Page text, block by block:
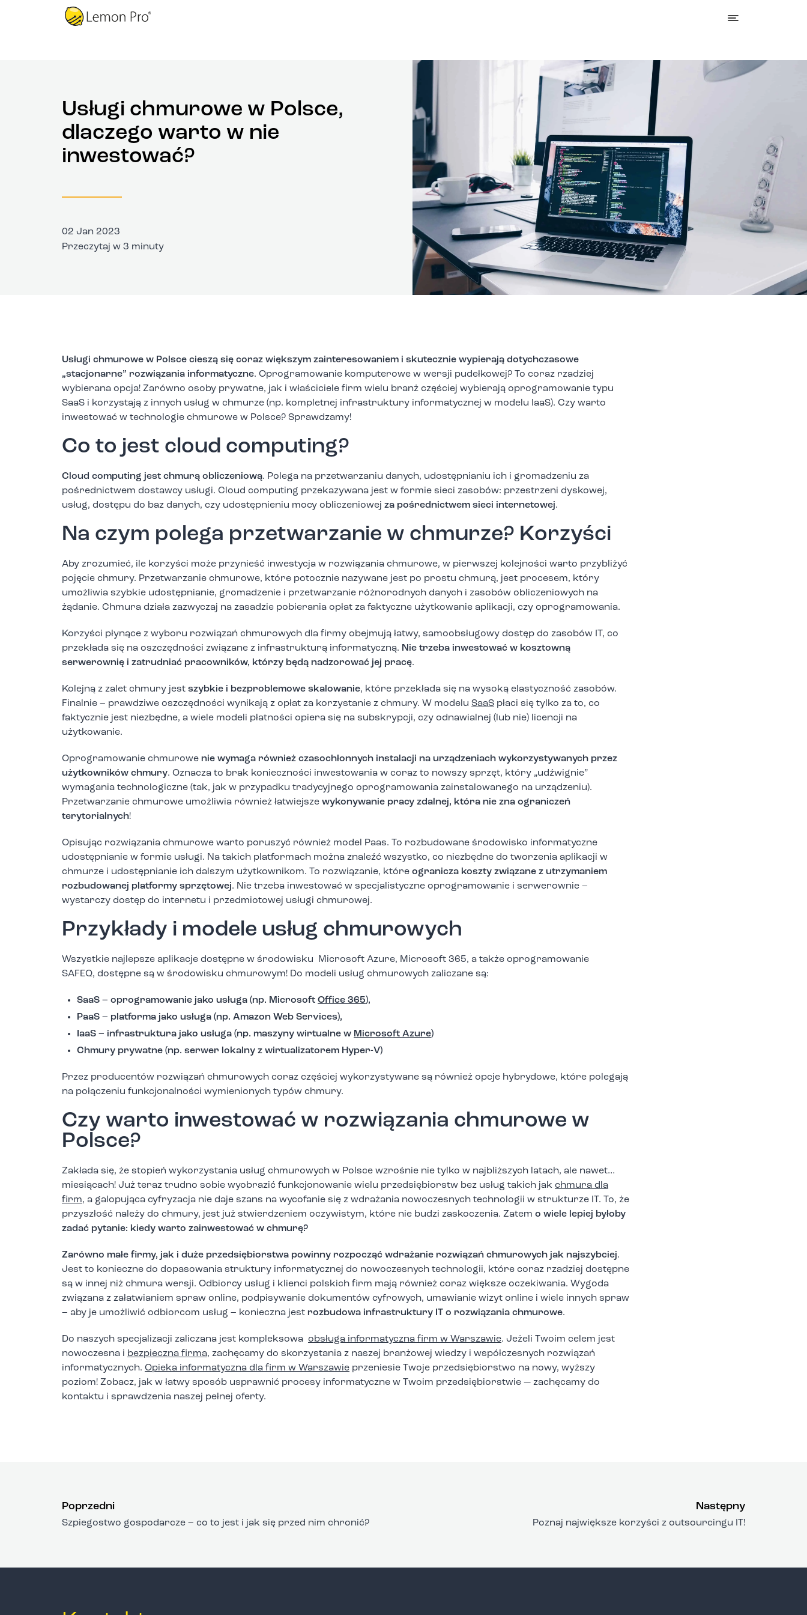
Usługi chmurowe w Polsce,
dlaczego warto w nie
inwestować?
02 Jan 2023
Przeczytaj w 3 minuty
Usługi chmurowe w Polsce cieszą się coraz większym zainteresowaniem i skutecznie wypierają dotychczasowe
„stacjonarne” rozwiązania informatyczne. Oprogramowanie komputerowe w wersji pudełkowej? To coraz rzadziej
wybierana opcja! Zarówno osoby prywatne, jak i właściciele firm wielu branż częściej wybierają oprogramowanie typu
SaaS i korzystają z innych usług w chmurze (np. kompletnej infrastruktury informatycznej w modelu IaaS). Czy warto
inwestować w technologie chmurowe w Polsce? Sprawdzamy!
Co to jest cloud computing?
Cloud computing jest chmurą obliczeniową. Polega na przetwarzaniu danych, udostępnianiu ich i gromadzeniu za
pośrednictwem dostawcy usługi. Cloud computing przekazywana jest w formie sieci zasobów: przestrzeni dyskowej,
usług, dostępu do baz danych, czy udostępnieniu mocy obliczeniowej za pośrednictwem sieci internetowej.
Na czym polega przetwarzanie w chmurze? Korzyści
Aby zrozumieć, ile korzyści może przynieść inwestycja w rozwiązania chmurowe, w pierwszej kolejności warto przybliżyć
pojęcie chmury. Przetwarzanie chmurowe, które potocznie nazywane jest po prostu chmurą, jest procesem, który
umożliwia szybkie udostępnianie, gromadzenie i przetwarzanie różnorodnych danych i zasobów obliczeniowych na
żądanie. Chmura działa zazwyczaj na zasadzie pobierania opłat za faktyczne użytkowanie aplikacji, czy oprogramowania.
Korzyści płynące z wyboru rozwiązań chmurowych dla firmy obejmują łatwy, samoobsługowy dostęp do zasobów IT, co
przekłada się na oszczędności związane z infrastrukturą informatyczną. Nie trzeba inwestować w kosztowną
serwerownię i zatrudniać pracowników, którzy będą nadzorować jej pracę.
Kolejną z zalet chmury jest szybkie i bezproblemowe skalowanie, które przekłada się na wysoką elastyczność zasobów.
Finalnie – prawdziwe oszczędności wynikają z opłat za korzystanie z chmury. W modelu SaaS płaci się tylko za to, co
faktycznie jest niezbędne, a wiele modeli płatności opiera się na subskrypcji, czy odnawialnej (lub nie) licencji na
użytkowanie.
Oprogramowanie chmurowe nie wymaga również czasochłonnych instalacji na urządzeniach wykorzystywanych przez
użytkowników chmury. Oznacza to brak konieczności inwestowania w coraz to nowszy sprzęt, który „udźwignie”
wymagania technologiczne (tak, jak w przypadku tradycyjnego oprogramowania zainstalowanego na urządzeniu).
Przetwarzanie chmurowe umożliwia również łatwiejsze wykonywanie pracy zdalnej, która nie zna ograniczeń
terytorialnych!
Opisując rozwiązania chmurowe warto poruszyć również model Paas. To rozbudowane środowisko informatyczne
udostępnianie w formie usługi. Na takich platformach można znaleźć wszystko, co niezbędne do tworzenia aplikacji w
chmurze i udostępnianie ich dalszym użytkownikom. To rozwiązanie, które ogranicza koszty związane z utrzymaniem
rozbudowanej platformy sprzętowej. Nie trzeba inwestować w specjalistyczne oprogramowanie i serwerownie –
wystarczy dostęp do internetu i przedmiotowej usługi chmurowej.
Przykłady i modele usług chmurowych
Wszystkie najlepsze aplikacje dostępne w środowisku Microsoft Azure, Microsoft 365, a także oprogramowanie
SAFEQ, dostępne są w środowisku chmurowym! Do modeli usług chmurowych zaliczane są:
SaaS – oprogramowanie jako usługa (np. Microsoft Office 365),
PaaS – platforma jako usługa (np. Amazon Web Services),
IaaS – infrastruktura jako usługa (np. maszyny wirtualne w Microsoft Azure)
Chmury prywatne (np. serwer lokalny z wirtualizatorem Hyper-V)
Przez producentów rozwiązań chmurowych coraz częściej wykorzystywane są również opcje hybrydowe, które polegają
na połączeniu funkcjonalności wymienionych typów chmury.
Czy warto inwestować w rozwiązania chmurowe w
Polsce?
Zakłada się, że stopień wykorzystania usług chmurowych w Polsce wzrośnie nie tylko w najbliższych latach, ale nawet…
miesiącach! Już teraz trudno sobie wyobrazić funkcjonowanie wielu przedsiębiorstw bez usług takich jak chmura dla
firm, a galopująca cyfryzacja nie daje szans na wycofanie się z wdrażania nowoczesnych technologii w strukturze IT. To, że
przyszłość należy do chmury, jest już stwierdzeniem oczywistym, które nie budzi zaskoczenia. Zatem o wiele lepiej byłoby
zadać pytanie: kiedy warto zainwestować w chmurę?
Zarówno małe firmy, jak i duże przedsiębiorstwa powinny rozpocząć wdrażanie rozwiązań chmurowych jak najszybciej.
Jest to konieczne do dopasowania struktury informatycznej do nowoczesnych technologii, które coraz rzadziej dostępne
są w innej niż chmura wersji. Odbiorcy usług i klienci polskich firm mają również coraz większe oczekiwania. Wygoda
związana z załatwianiem spraw online, podpisywanie dokumentów cyfrowych, umawianie wizyt online i wiele innych spraw
– aby je umożliwić odbiorcom usług – konieczna jest rozbudowa infrastruktury IT o rozwiązania chmurowe.
Do naszych specjalizacji zaliczana jest kompleksowa obsługa informatyczna firm w Warszawie. Jeżeli Twoim celem jest
nowoczesna i bezpieczna firma, zachęcamy do skorzystania z naszej branżowej wiedzy i współczesnych rozwiązań
informatycznych. Opieka informatyczna dla firm w Warszawie przeniesie Twoje przedsiębiorstwo na nowy, wyższy
poziom! Zobacz, jak w łatwy sposób usprawnić procesy informatyczne w Twoim przedsiębiorstwie — zachęcamy do
kontaktu i sprawdzenia naszej pełnej oferty.
Poprzedni
Szpiegostwo gospodarcze – co to jest i jak się przed nim chronić?
Następny
Poznaj największe korzyści z outsourcingu IT!